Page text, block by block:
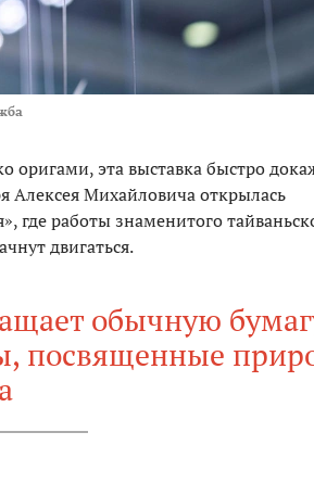
оригами, эта выставка быстро
Алексея Михайловича открылась
где работы знаменитого
двигаться.
обычную
посвященные